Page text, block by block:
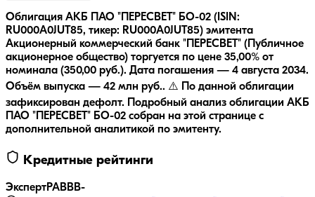
Облигация АКБ ПАО "ПЕРЕСВЕТ" БО-02 (ISIN:
RU000A0JUT85, тикер: RU000A0JUT85) эмитента
Акционерный коммерческий банк "ПЕРЕСВЕТ" (Публичное
акционерное общество) торгуется по цене 35,00% от
номинала (350,00 руб.). Дата погашения — 4 августа 2034.
Объём выпуска — 42 млн руб.. ⚠️ По данной облигации
зафиксирован дефолт.
Подробный анализ облигации АКБ
ПАО "ПЕРЕСВЕТ" БО-02 собран на этой странице с
дополнительной аналитикой по эмитенту.
Кредитные рейтинги
ЭкспертРАBBB-